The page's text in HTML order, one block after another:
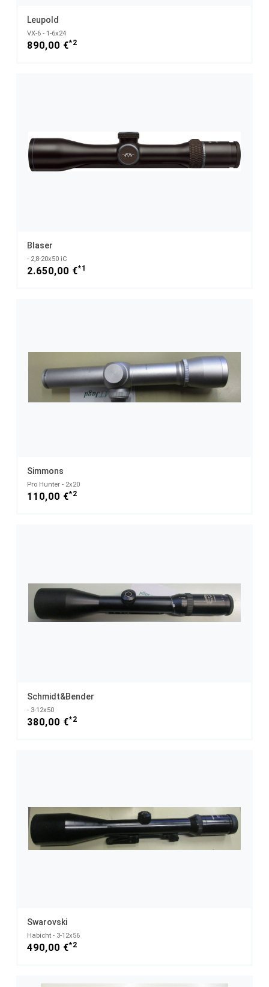
Leupold
VX-6 - 1-6x24
890,00 €*2
Blaser
- 2,8-20x50 iC
2.650,00 €*1
Simmons
Pro Hunter - 2x20
110,00 €*2
Schmidt&Bender
- 3-12x50
380,00 €*2
Swarovski
Habicht - 3-12x56
490,00 €*2